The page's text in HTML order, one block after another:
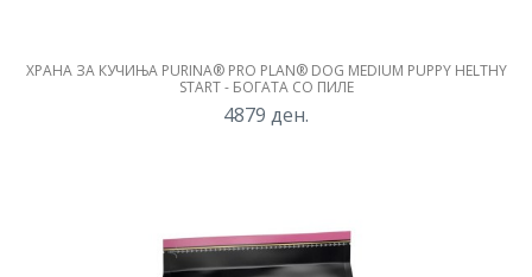
ХРАНА ЗА КУЧИЊА PURINA® PRO PLAN® DOG MEDIUM PUPPY HELTHY
START - БОГАТА СО ПИЛЕ
4879 ден.